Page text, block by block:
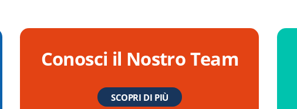
Conosci il Nostro Team
SCOPRI DI PIÙ